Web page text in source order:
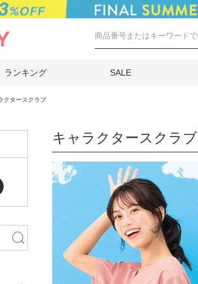
ランキング SALE
クタースクラブ
キャラクタースクラブ